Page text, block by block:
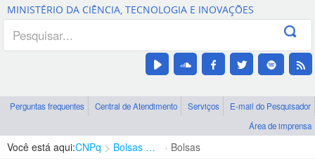
Canais
MINISTÉRIO DA CIÊNCIA, TECNOLOGIA E INOVAÇÕES
Perguntas frequentes Central de Atendimento Serviços
E-mail do Pesquisador
Área de imprensa
Você está aqui:CNPq Bolsas e Auxílios Vigentes Bolsas